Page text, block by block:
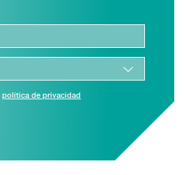
política de privacidad